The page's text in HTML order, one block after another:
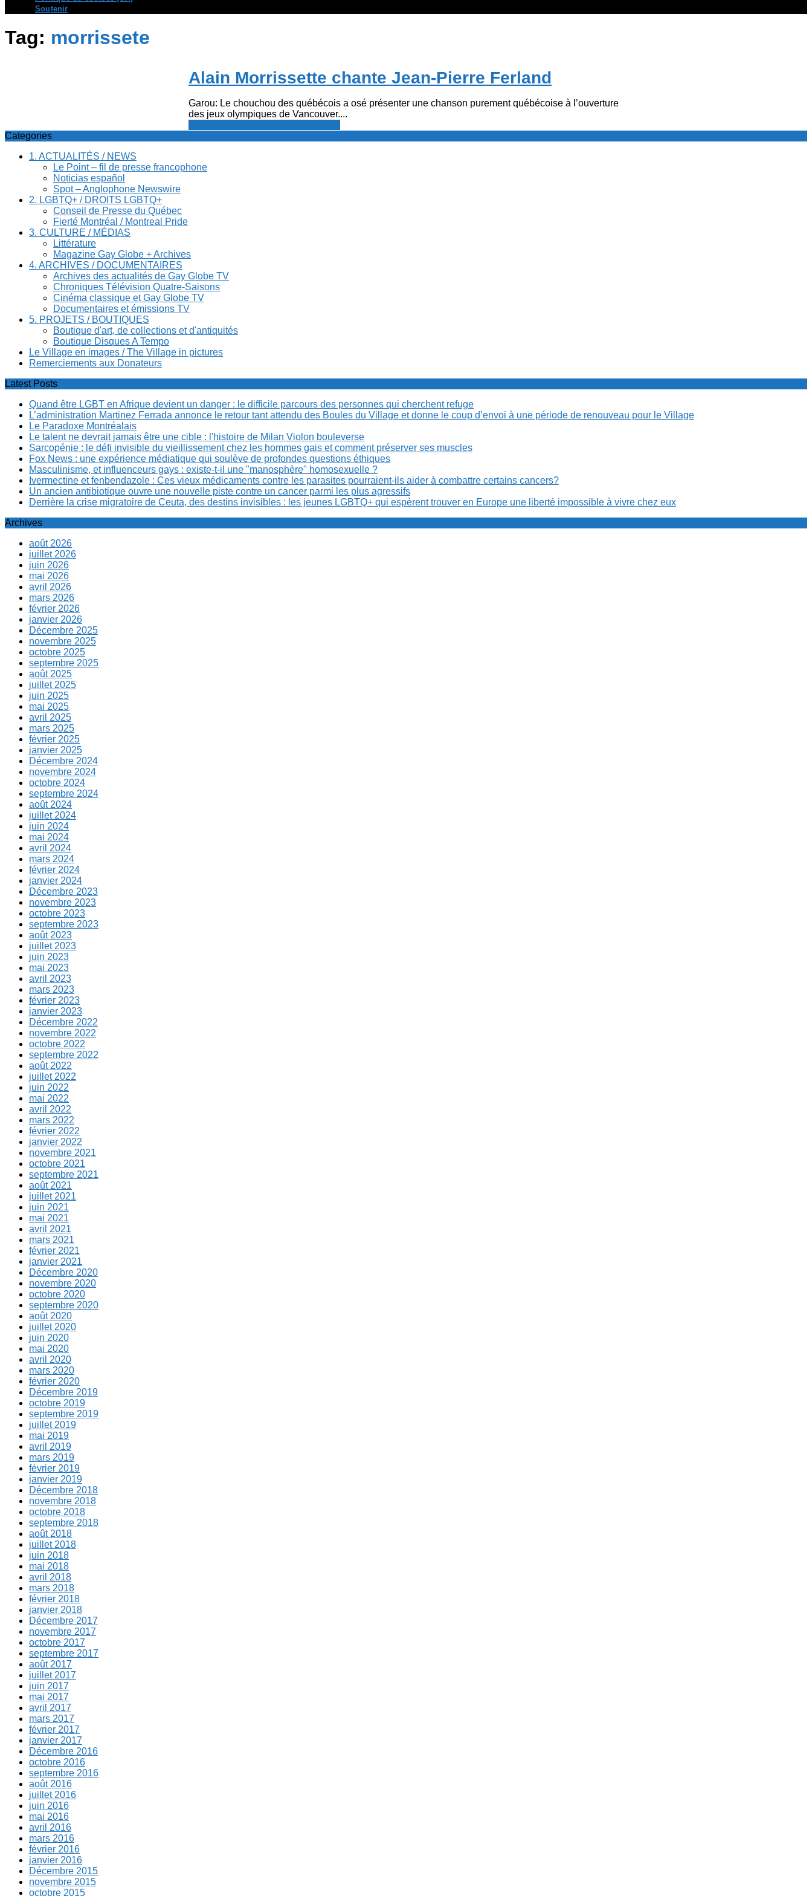
Soutenir
Tag: morrissete
Alain Morrissette chante Jean-Pierre Ferland
Garou: Le chouchou des québécois a osé présenter une chanson purement québécoise à l’ouverture
des jeux olympiques de Vancouver....
Categories
1. ACTUALITÉS / NEWS
Le Point – fil de presse francophone
Noticias español
Spot – Anglophone Newswire
2. LGBTQ+ / DROITS LGBTQ+
Conseil de Presse du Québec
Fierté Montréal / Montreal Pride
3. CULTURE / MÉDIAS
Littérature
Magazine Gay Globe + Archives
4. ARCHIVES / DOCUMENTAIRES
Archives des actualités de Gay Globe TV
Chroniques Télévision Quatre-Saisons
Cinéma classique et Gay Globe TV
Documentaires et émissions TV
5. PROJETS / BOUTIQUES
Boutique d'art, de collections et d'antiquités
Boutique Disques A Tempo
Le Village en images / The Village in pictures
Remerciements aux Donateurs
Latest Posts
Quand être LGBT en Afrique devient un danger : le difficile parcours des personnes qui cherchent refuge
L’administration Martinez Ferrada annonce le retour tant attendu des Boules du Village et donne le coup d’envoi à une période de renouveau pour le Village
Le Paradoxe Montréalais
Le talent ne devrait jamais être une cible : l'histoire de Milan Violon bouleverse
Sarcopénie : le défi invisible du vieillissement chez les hommes gais et comment préserver ses muscles
Fox News : une expérience médiatique qui soulève de profondes questions éthiques
Masculinisme, et influenceurs gays : existe-t-il une "manosphère" homosexuelle ?
Ivermectine et fenbendazole : Ces vieux médicaments contre les parasites pourraient-ils aider à combattre certains cancers?
Un ancien antibiotique ouvre une nouvelle piste contre un cancer parmi les plus agressifs
Derrière la crise migratoire de Ceuta, des destins invisibles : les jeunes LGBTQ+ qui espèrent trouver en Europe une liberté impossible à vivre chez eux
Archives
août 2026
juillet 2026
juin 2026
mai 2026
avril 2026
mars 2026
février 2026
janvier 2026
Décembre 2025
novembre 2025
octobre 2025
septembre 2025
août 2025
juillet 2025
juin 2025
mai 2025
avril 2025
mars 2025
février 2025
janvier 2025
Décembre 2024
novembre 2024
octobre 2024
septembre 2024
août 2024
juillet 2024
juin 2024
mai 2024
avril 2024
mars 2024
février 2024
janvier 2024
Décembre 2023
novembre 2023
octobre 2023
septembre 2023
août 2023
juillet 2023
juin 2023
mai 2023
avril 2023
mars 2023
février 2023
janvier 2023
Décembre 2022
novembre 2022
octobre 2022
septembre 2022
août 2022
juillet 2022
juin 2022
mai 2022
avril 2022
mars 2022
février 2022
janvier 2022
novembre 2021
octobre 2021
septembre 2021
août 2021
juillet 2021
juin 2021
mai 2021
avril 2021
mars 2021
février 2021
janvier 2021
Décembre 2020
novembre 2020
octobre 2020
septembre 2020
août 2020
juillet 2020
juin 2020
mai 2020
avril 2020
mars 2020
février 2020
Décembre 2019
octobre 2019
septembre 2019
juillet 2019
mai 2019
avril 2019
mars 2019
février 2019
janvier 2019
Décembre 2018
novembre 2018
octobre 2018
septembre 2018
août 2018
juillet 2018
juin 2018
mai 2018
avril 2018
mars 2018
février 2018
janvier 2018
Décembre 2017
novembre 2017
octobre 2017
septembre 2017
août 2017
juillet 2017
juin 2017
mai 2017
avril 2017
mars 2017
février 2017
janvier 2017
Décembre 2016
octobre 2016
septembre 2016
août 2016
juillet 2016
juin 2016
mai 2016
avril 2016
mars 2016
février 2016
janvier 2016
Décembre 2015
novembre 2015
octobre 2015